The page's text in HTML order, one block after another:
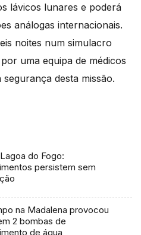
lávicos lunares e poderá
análogas internacionais.
noites num simulacro
uma equipa de médicos
desta missão.
do Fogo:
persistem sem
na Madalena provocou
2 bombas de
de água